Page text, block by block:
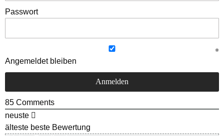
Passwort
Angemeldet bleiben
85 Comments
neuste
älteste beste Bewertung